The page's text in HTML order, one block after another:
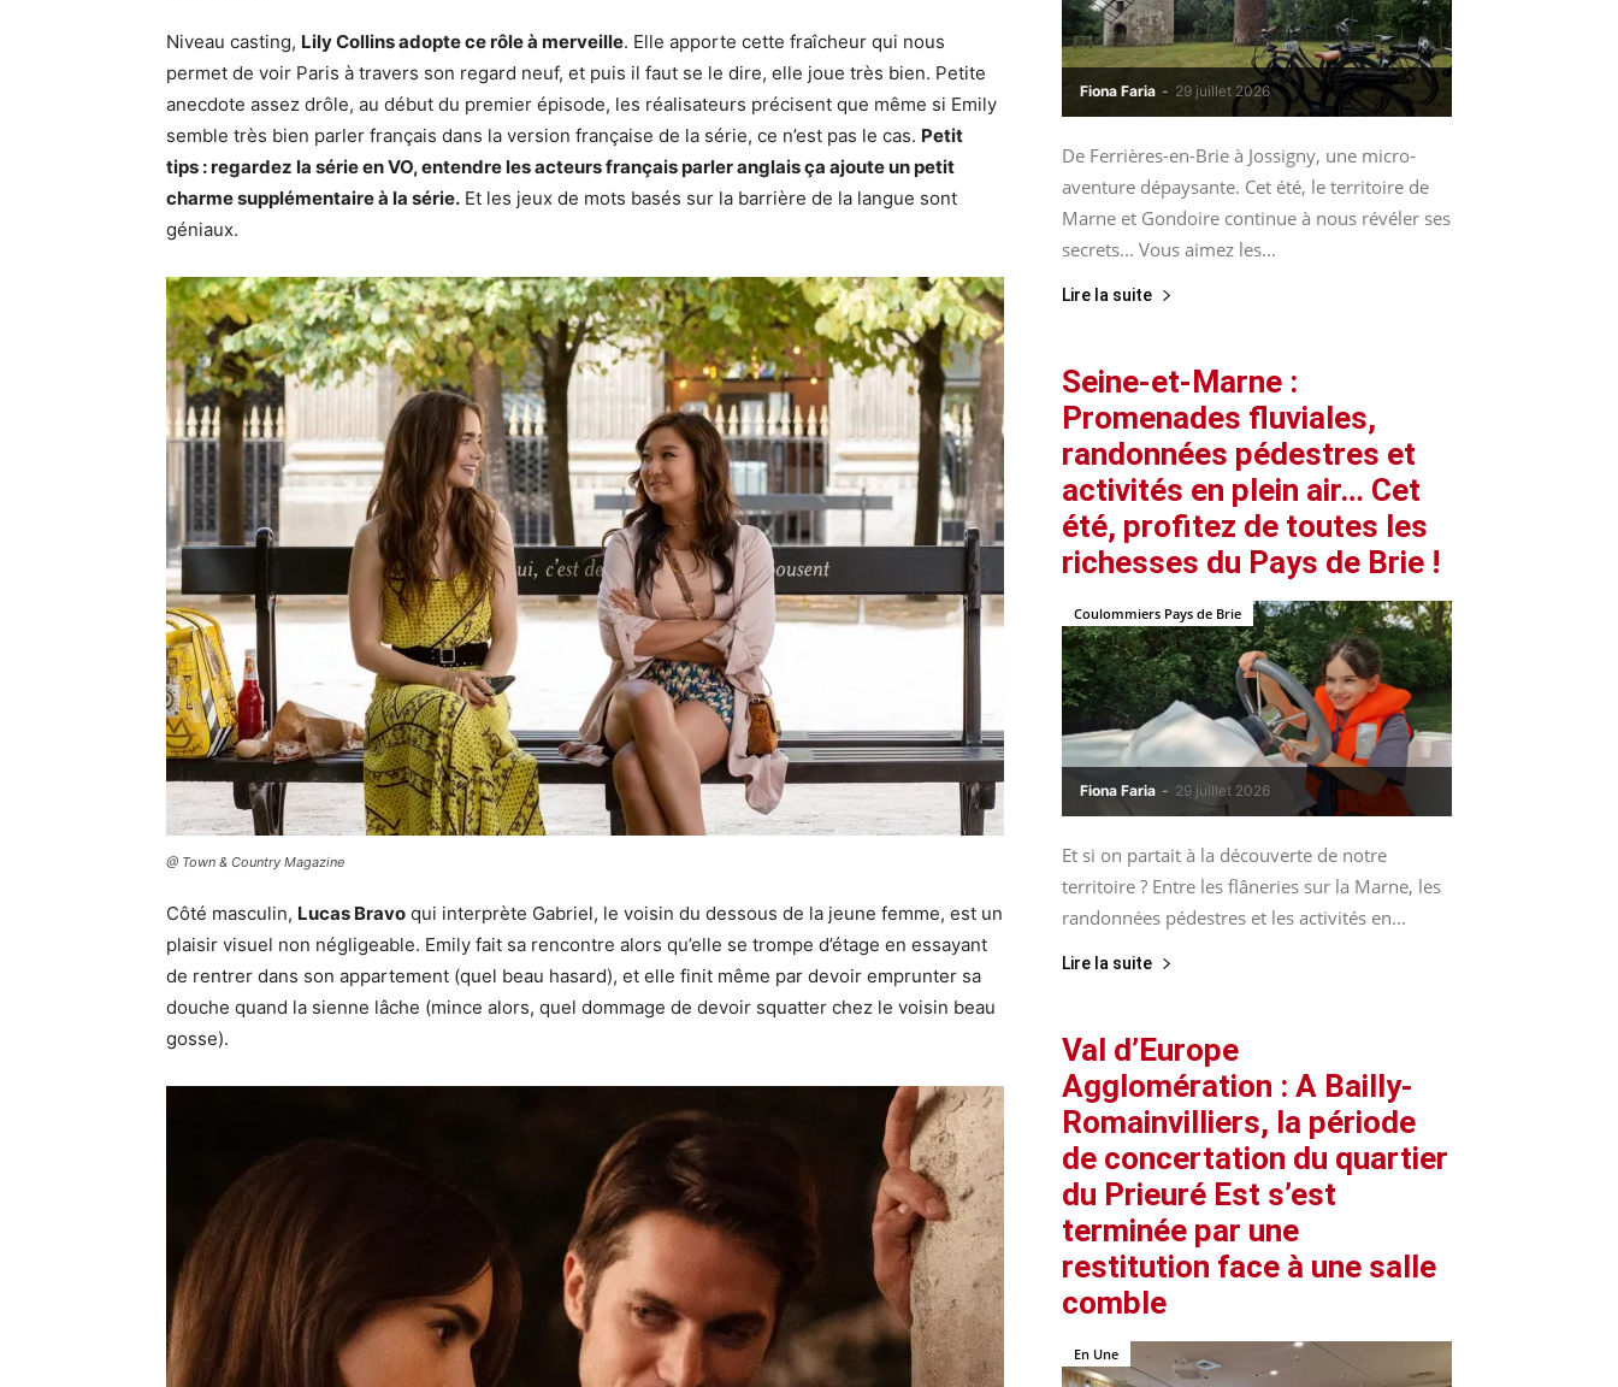
Niveau casting, Lily Collins adopte ce rôle à merveille. Elle apporte cette fraîcheur qui nous
permet de voir Paris à travers son regard neuf, et puis il faut se le dire, elle joue très bien. Petite
anecdote assez drôle, au début du premier épisode, les réalisateurs précisent que même si Emily
semble très bien parler français dans la version française de la série, ce n’est pas le cas. Petit
tips : regardez la série en VO, entendre les acteurs français parler anglais ça ajoute un petit
charme supplémentaire à la série. Et les jeux de mots basés sur la barrière de la langue sont
géniaux.
@ Town & Country Magazine
Côté masculin, Lucas Bravo qui interprète Gabriel, le voisin du dessous de la jeune femme, est un
plaisir visuel non négligeable. Emily fait sa rencontre alors qu’elle se trompe d’étage en essayant
de rentrer dans son appartement (quel beau hasard), et elle finit même par devoir emprunter sa
douche quand la sienne lâche (mince alors, quel dommage de devoir squatter chez le voisin beau
gosse).
Fiona Faria - 29 juillet 2026
De Ferrières-en-Brie à Jossigny, une micro-
aventure dépaysante. Cet été, le territoire de
Marne et Gondoire continue à nous révéler ses
secrets... Vous aimez les...
Lire la suite
Seine-et-Marne :
Promenades fluviales,
randonnées pédestres et
activités en plein air… Cet
été, profitez de toutes les
richesses du Pays de Brie !
Fiona Faria - 29 juillet 2026
Coulommiers Pays de Brie
Et si on partait à la découverte de notre
territoire ? Entre les flâneries sur la Marne, les
randonnées pédestres et les activités en...
Lire la suite
Val d’Europe
Agglomération : A Bailly-
Romainvilliers, la période
de concertation du quartier
du Prieuré Est s’est
terminée par une
restitution face à une salle
comble
En Une